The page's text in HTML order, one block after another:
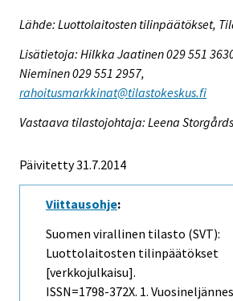
Lähde: Luottolaitosten tilinpäätökset,
Lisätietoja: Hilkka Jaatinen 029 551
Nieminen 029 551 2957,
rahoitusmarkkinat@tilastokeskus.fi
Vastaava tilastojohtaja: Leena Storgårds
Päivitetty 31.7.2014
Viittausohje:
Suomen virallinen tilasto (SVT):
Luottolaitosten tilinpäätökset
[verkkojulkaisu].
ISSN=1798-372X. 1. Vuosineljännes